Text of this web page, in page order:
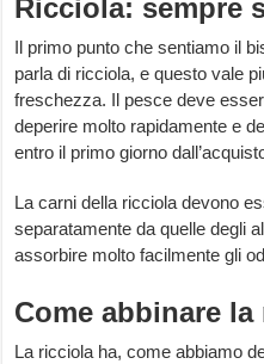
Ricciola: sempre
Il primo punto che sentiamo il
parla di ricciola, e questo vale
freschezza. Il pesce deve
deperire molto rapidamente e
entro il primo giorno
La carni della ricciola devono
separatamente da quelle degli
assorbire molto facilmente gli
Come abbinare
La ricciola ha, come abbiamo